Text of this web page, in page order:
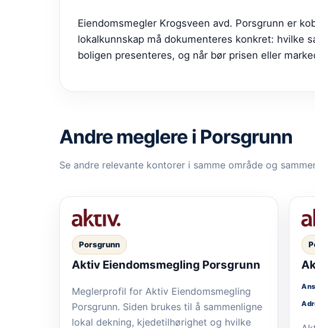
Eiendomsmegler Krogsveen avd. Porsgrunn er
lokalkunnskap må dokumenteres konkret: hvilke
boligen presenteres, og når bør prisen eller
Andre meglere i Porsgrunn
Se andre relevante kontorer i samme område og
Porsgrunn
Aktiv Eiendomsmegling Porsgrunn
Meglerprofil for Aktiv Eiendomsmegling
Porsgrunn. Siden brukes til å sammenligne
lokal dekning, kjedetilhørighet og hvilke